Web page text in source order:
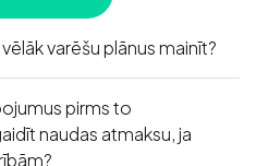
varēšu plānus mainīt?
pirms to
naudas atmaksu, ja